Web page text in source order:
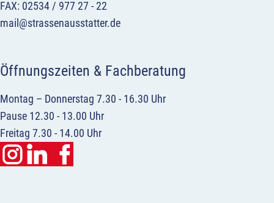
FAX: 02534 / 977 27 - 22
mail@strassenausstatter.de
Öffnungszeiten & Fachberatung
Montag – Donnerstag 7.30 - 16.30 Uhr
Pause 12.30 - 13.00 Uhr
Freitag 7.30 - 14.00 Uhr